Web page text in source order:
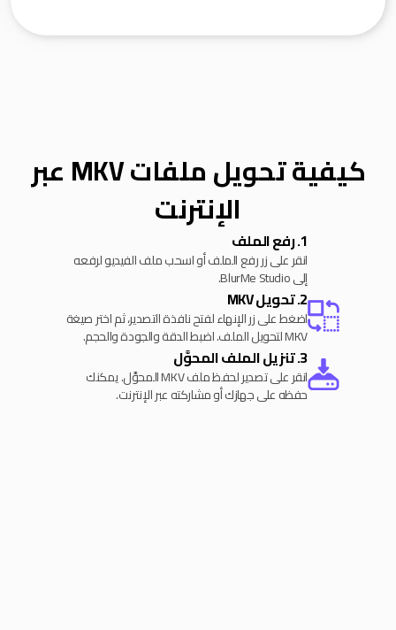
كيفية تحويل ملفات MKV عبر
الإنترنت
1. رفع الملف
انقر على زر رفع الملف أو اسحب ملف الفيديو لرفعه
إلى BlurMe Studio.
2. تحويل MKV
اضغط على زر الإنهاء لفتح نافذة التصدير، ثم اختر صيغة
MKV لتحويل الملف. اضبط الدقة والجودة والحجم.
3. تنزيل الملف المحوَّل
انقر على تصدير لحفظ ملف MKV المحوَّل. يمكنك
حفظه على جهازك أو مشاركته عبر الإنترنت.